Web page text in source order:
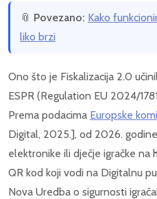
📎 Povezano: Kako
liko brzi
Ono što je Fiskalizacija 2.0
ESPR (Regulation EU 2024/
Prema podacima Europske
Digital, 2025.], od 2026.
elektronike ili dječje igračke na
QR kod koji vodi na Digitalnu
Nova Uredba o sigurnosti